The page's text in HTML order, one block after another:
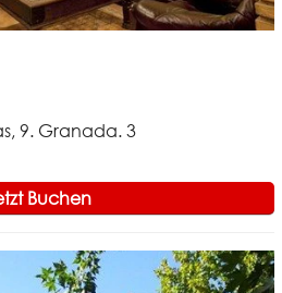
9. Granada. 3
Buchen